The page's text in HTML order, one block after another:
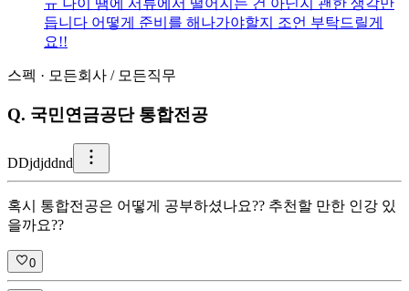
ㅠ 나이 땜에 서류에서 떨어지는 건 아닌지 괜한 생각만
듭니다 어떻게 준비를 해나가야할지 조언 부탁드릴게
요!!
스펙 · 모든회사 / 모든직무
Q. 국민연금공단 통합전공
DDjdjddnd
혹시 통합전공은 어떻게 공부하셨나요?? 추천할 만한 인강 있
을까요??
0